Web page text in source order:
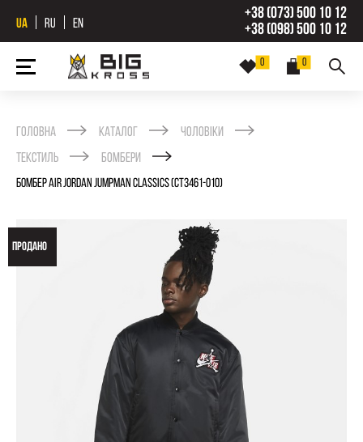
UA RU EN
+38 (073) 500 10 12
+38 (098) 500 10 12
0
0
Головна Каталог
Чоловіки
Текстиль
Бомбери
БОМБЕР AIR JORDAN JUMPMAN CLASSICS (CT3461-010)
ПРОДАНО